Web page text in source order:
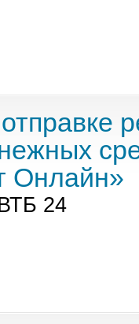
Онлайн»
24